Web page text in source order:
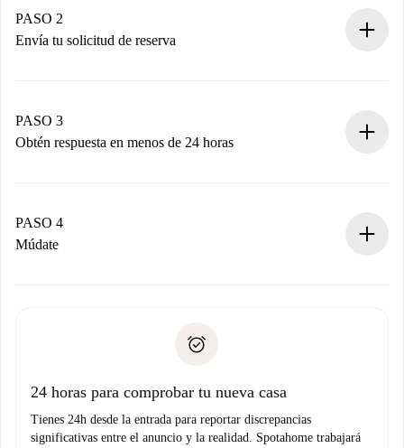
Tienes toda la información necesaria por adelantado.
PASO 2
Envía tu solicitud de reserva
propietario acepte.
PASO 3
Obtén respuesta en menos de 24 horas
contacto con el propietario.
Si es rechazada: No te haremos ningún cargo y te
Prueba de solvencia
PASO 4
Múdate
no nos comunicas ningún problema.
24 horas para comprobar tu nueva casa
Tienes 24h desde la entrada para reportar discrepancias
significativas entre el anuncio y la realidad. Spotahome trabajará